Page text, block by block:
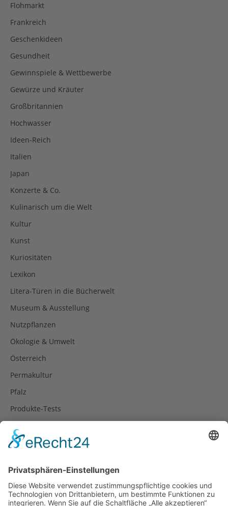
Flohmarkt
Frankreich
Geschenkideen
Gesundheit
Gewinnspiele & Wettbewerbe
Gewürze und Kräuter
Großbritannien
Hochwasser
Ideen-Reich
Italien
Japan
Konzerte & Co.
Kulinarisch um die Welt
Kultur
Kunst
Kuriositäten
Lexikon
Litera-Türen in die Bücherwelt
Museum & Ausstellung
Nutzpflanzen
Ökologie & Umwelt
Österreich
Permakultur
Pfalz
Produkte-Tests
Rezepte
Spanien
Südtirol